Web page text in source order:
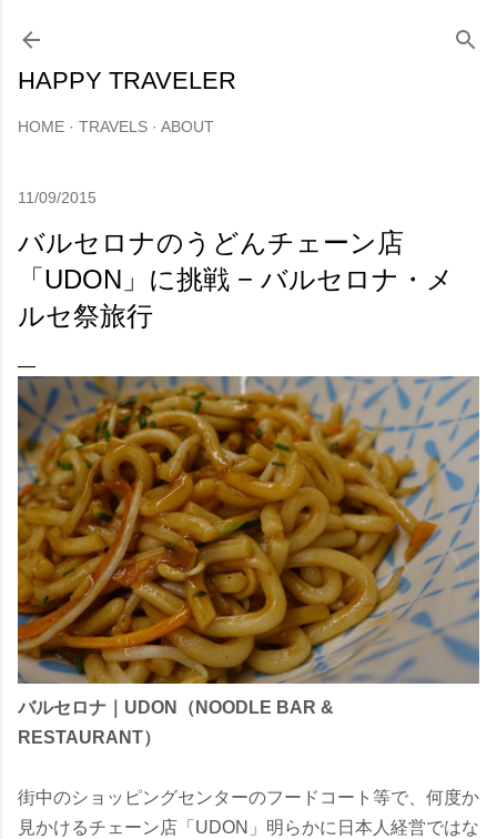
HAPPY TRAVELER
HOME TRAVELS ABOUT
11/09/2015
バルセロナのうどんチェーン店
「UDON」に挑戦 − バルセロナ・メ
ルセ祭旅行
バルセロナ｜UDON（NOODLE BAR &
RESTAURANT）
街中のショッピングセンターのフードコート等で、何度か
見かけるチェーン店「UDON」明らかに日本人経営ではな